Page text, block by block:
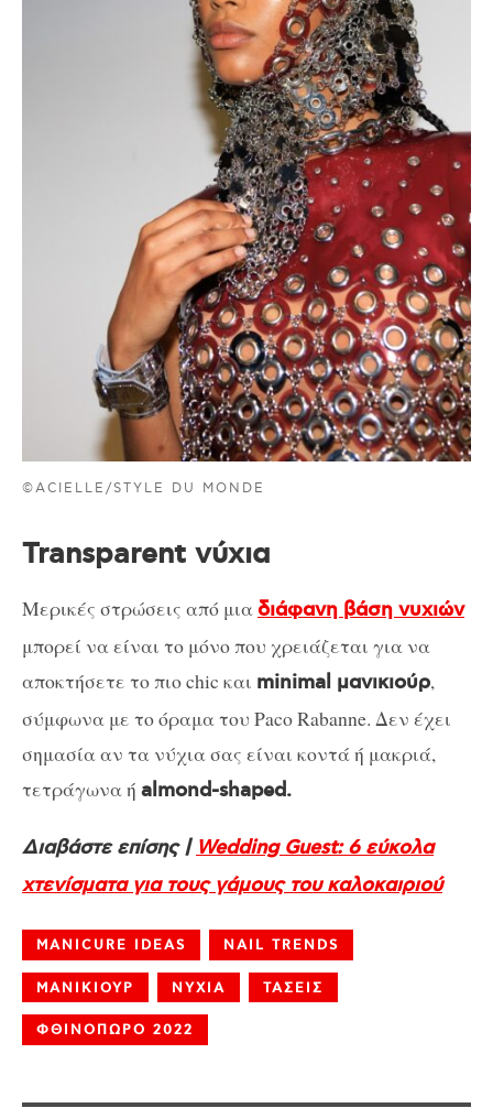
©ACIELLE/STYLE DU MONDE
Transparent νύχια
Μερικές στρώσεις από μιαδιάφανη βάση νυχιών
μπορεί να είναι το μόνο που χρειάζεται για να
αποκτήσετε το πιο chic και minimal μανικιούρ,
σύμφωνα με το όραμα του Paco Rabanne. Δεν έχει
σημασία αν τα νύχια σας είναι κοντά ή μακριά,
τετράγωνα ή almond-shaped.
Διαβάστε επίσης | Wedding Guest: 6 εύκολα
χτενίσματα για τους γάμους του καλοκαιριού
MANICURE IDEAS NAIL TRENDS
ΜΑΝΙΚΙΟΥΡ ΝΥΧΙΑ ΤΑΣΕΙΣ
ΦΘΙΝΟΠΩΡΟ 2022